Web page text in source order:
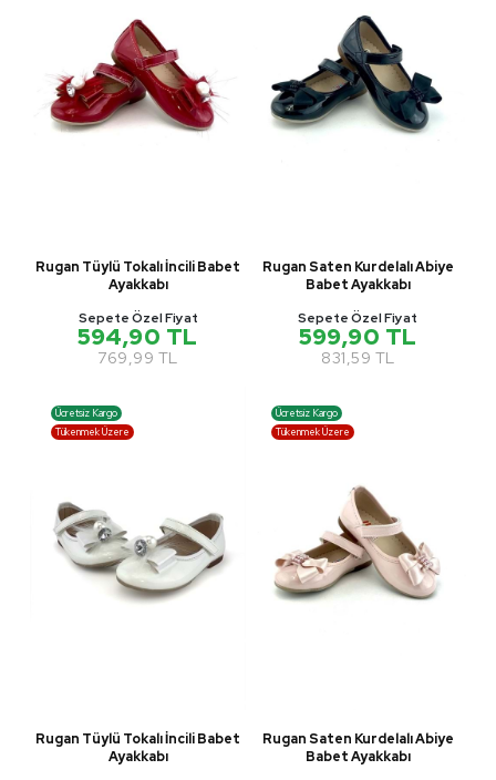
Rugan Tüylü Tokalı İncili Babet
Ayakkabı
Sepete Özel Fiyat
594,90 TL
769,99 TL
Rugan Saten Kurdelalı Abiye
Babet Ayakkabı
Sepete Özel Fiyat
599,90 TL
831,59 TL
Ücretsiz Kargo
Tükenmek Üzere
Rugan Tüylü Tokalı İncili Babet
Ayakkabı
Ücretsiz Kargo
Tükenmek Üzere
Rugan Saten Kurdelalı Abiye
Babet Ayakkabı